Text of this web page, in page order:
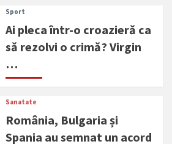
Sport
Ai pleca într-o croazieră ca
să rezolvi o crimă? Virgin
…
Sanatate
România, Bulgaria și
Spania au semnat un acord